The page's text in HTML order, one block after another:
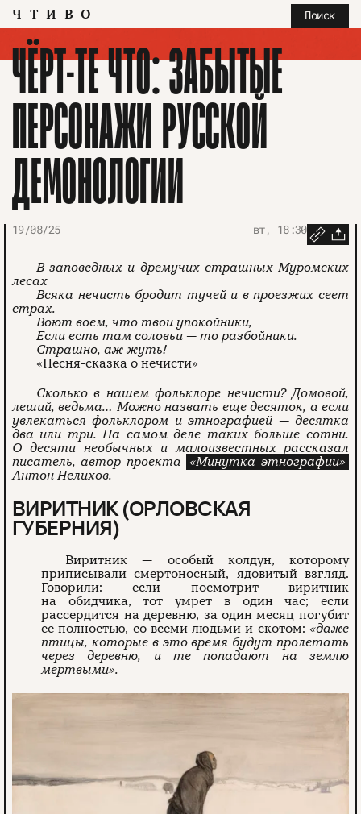
ЧТИВО Поиск
ЧЁРТ-ТЕ ЧТО: ЗАБЫТЫЕ
ПЕРСОНАЖИ РУССКОЙ
ДЕМОНОЛОГИИ
19/08/25 вт, 18:30
В заповедных и дремучих страшных Муромских
лесах
Всяка нечисть бродит тучей и в проезжих сеет
страх.
Воют воем, что твои упокойники,
Если есть там соловьи — то разбойники.
Страшно, аж жуть!
«Песня-сказка о нечисти»
Сколько в нашем фольклоре нечисти? Домовой,
леший, ведьма… Можно назвать еще десяток, а если
увлекаться фольклором и этнографией — десятка
два или три. На самом деле таких больше сотни.
О десяти необычных и малоизвестных рассказал
писатель, автор проекта «Минутка этнографии»
Антон Нелихов.
ВИРИТНИК (ОРЛОВСКАЯ
ГУБЕРНИЯ)
Виритник — особый колдун, которому
приписывали смертоносный, ядовитый взгляд.
Говорили: если посмотрит виритник
на обидчика, тот умрет в один час; если
рассердится на деревню, за один месяц погубит
ее полностью, со всеми людьми и скотом: «даже
птицы, которые в это время будут пролетать
через деревню, и те попадают на землю
мертвыми».